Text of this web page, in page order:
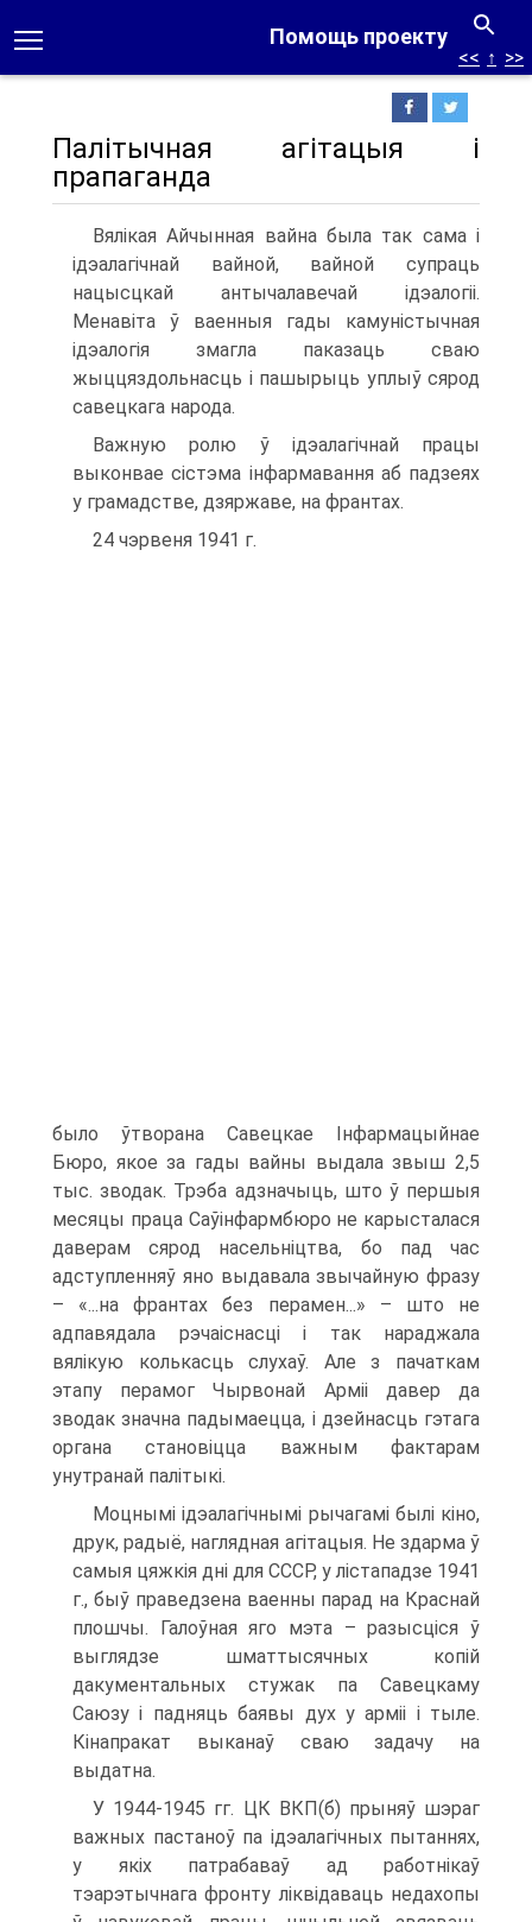
Помощь проекту
<< ↑ >>
Палітычная агітацыя і
прапаганда
Вялікая Айчынная вайна была так сама і
ідэалагічнай вайной, вайной супраць
нацысцкай антычалавечай ідэалогіі.
Менавіта ў ваенныя гады камуністычная
ідэалогія змагла паказаць сваю
жыццяздольнасць і пашырыць уплыў сярод
савецкага народа.
Важную ролю ў ідэалагічнай працы
выконвае сістэма інфармавання аб падзеях
у грамадстве, дзяржаве, на франтах.
24 чэрвеня 1941 г.
было ўтворана Савецкае Інфармацыйнае
Бюро, якое за гады вайны выдала звыш 2,5
тыс. зводак. Трэба адзначыць, што ў першыя
месяцы праца Саўінфармбюро не карысталася
даверам сярод насельніцтва, бо пад час
адступленняў яно выдавала звычайную фразу
– «...на франтах без перамен...» – што не
адпавядала рэчаіснасці і так нараджала
вялікую колькасць слухаў. Але з пачаткам
этапу перамог Чырвонай Арміі давер да
зводак значна падымаецца, і дзейнасць гэтага
органа становіцца важным фактарам
унутранай палітыкі.
Моцнымі ідэалагічнымі рычагамі былі кіно,
друк, радыё, наглядная агітацыя. Не здарма ў
самыя цяжкія дні для СССР, у лістападзе 1941
г., быў праведзена ваенны парад на Краснай
плошчы. Галоўная яго мэта – разысціся ў
выглядзе шматтысячных копій
дакументальных стужак па Савецкаму
Саюзу і падняць баявы дух у арміі і тыле.
Кінапракат выканаў сваю задачу на
выдатна.
У 1944-1945 гг. ЦК ВКП(б) прыняў шэраг
важных пастаноў па ідэалагічных пытаннях,
у якіх патрабаваў ад работнікаў
тэарэтычнага фронту ліквідаваць недахопы